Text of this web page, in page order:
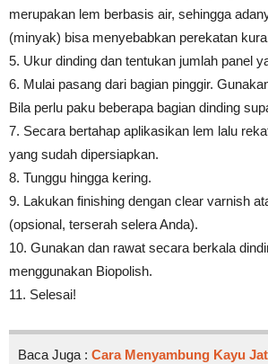
merupakan lem berbasis air, sehingga
(minyak) bisa menyebabkan perekatan
5. Ukur dinding dan tentukan jumlah panel
6. Mulai pasang dari bagian pinggir.
Bila perlu paku beberapa bagian dinding
7. Secara bertahap aplikasikan lem lalu
yang sudah dipersiapkan.
8. Tunggu hingga kering.
9. Lakukan finishing dengan clear varnish
(opsional, terserah selera Anda).
10. Gunakan dan rawat secara berkala
menggunakan Biopolish.
11. Selesai!
Baca Juga : Cara Menyambung Kayu